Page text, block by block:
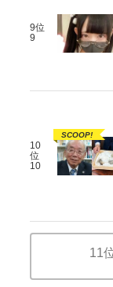
9位
9
10
位
10
SCOOP!
11